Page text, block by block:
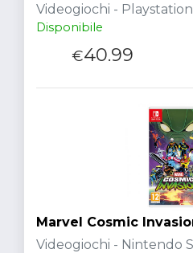
Videogiochi -
Disponibile
€40.99
Marvel Cosmic
Videogiochi - Nintendo